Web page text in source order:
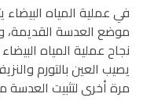
في عملية المياه
موضع العدسة
نجاح عملية المياه
يصيب العين بالتورم
مرة أخرى لتثبيت العدسة